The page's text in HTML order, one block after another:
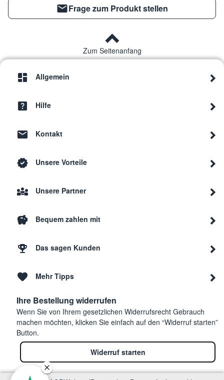
Frage zum Produkt stellen
Zum Seitenanfang
Allgemein
Hilfe
Kontakt
Unsere Vorteile
Unsere Partner
Bequem zahlen mit
Das sagen Kunden
Mehr Tipps
Ihre Bestellung widerrufen
Wenn Sie von Ihrem gesetzlichen Widerrufsrecht Gebrauch
machen möchten, klicken Sie einfach auf den “Widerruf starten”
Button.
Widerruf starten